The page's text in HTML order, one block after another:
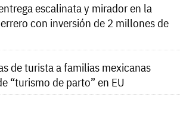
escalinata y mirador en la
con inversión de 2 millones de
de turista a familias mexicanas
“turismo de parto” en EU